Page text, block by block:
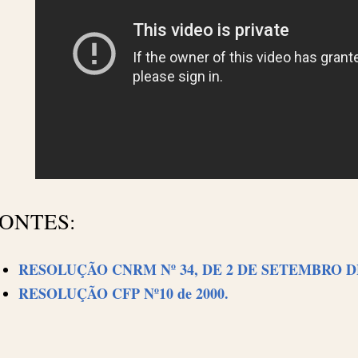
RESOLUÇÃO CNRM Nº 34, DE 2 DE SETEMBRO
RESOLUÇÃO CFP Nº10 de 2000.